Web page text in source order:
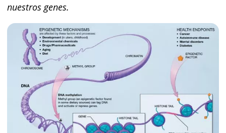
nuestros genes.